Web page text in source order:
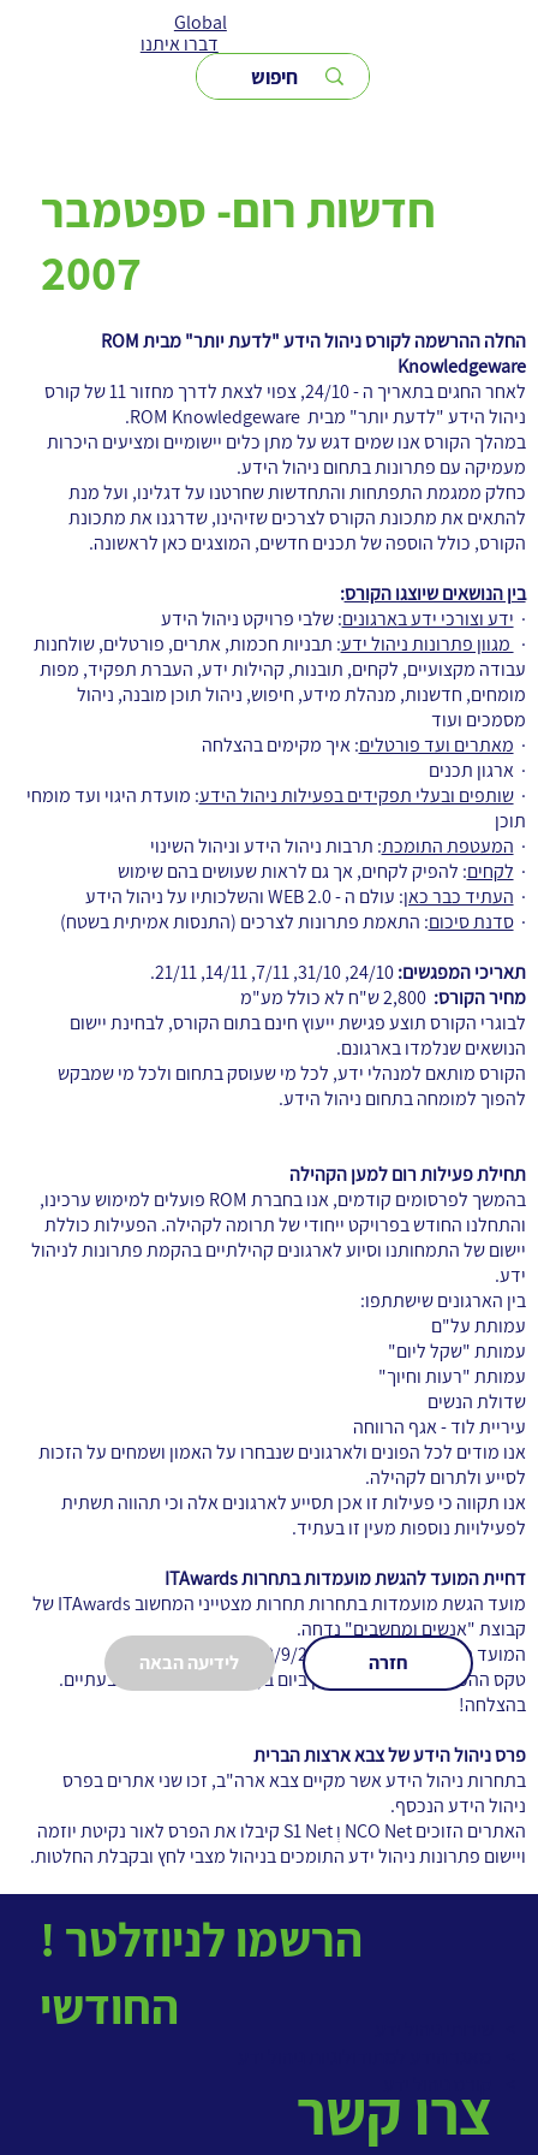
Global
דברו איתנו
חדשות רום- ספטמבר
2007
החלה ההרשמה לקורס ניהול הידע "לדעת יותר" מבית ROM
Knowledgeware
לאחר החגים בתאריך ה - 24/10, צפוי לצאת לדרך מחזור 11 של קורס
ניהול הידע "לדעת יותר" מבית ROM Knowledgeware.
במהלך הקורס אנו שמים דגש על מתן כלים יישומיים ומציעים היכרות
מעמיקה עם פתרונות בתחום ניהול הידע.
כחלק ממגמת התפתחות והתחדשות שחרטנו על דגלינו, ועל מנת
להתאים את מתכונת הקורס לצרכים שזיהינו, שדרגנו את מתכונת
הקורס, כולל הוספה של תכנים חדשים, המוצגים כאן לראשונה.
בין הנושאים שיוצגו הקורס:
· ידע וצורכי ידע בארגונים: שלבי פרויקט ניהול הידע
· מגוון פתרונות ניהול ידע: תבניות חכמות, אתרים, פורטלים, שולחנות
עבודה מקצועיים, לקחים, תובנות, קהילות ידע, העברת תפקיד, מפות
מומחים, חדשנות, מנהלת מידע, חיפוש, ניהול תוכן מובנה, ניהול
מסמכים ועוד
· מאתרים ועד פורטלים: איך מקימים בהצלחה
· ארגון תכנים
·שותפים ובעלי תפקידים בפעילות ניהול הידע: מועדת היגוי ועד מומחי
תוכן
· המעטפת התומכת: תרבות ניהול הידע וניהול השינוי
· לקחים: להפיק לקחים, אך גם לראות שעושים בהם שימוש
· העתיד כבר כאן: עולם ה - WEB 2.0 והשלכותיו על ניהול הידע
·סדנת סיכום: התאמת פתרונות לצרכים (התנסות אמיתית בשטח)
תאריכי המפגשים:24/10, 31/10, 7/11, 14/11, 21/11.
מחיר הקורס: 2,800 ש"ח לא כולל מע"מ
לבוגרי הקורס תוצע פגישת ייעוץ חינם בתום הקורס, לבחינת יישום
הנושאים שנלמדו בארגונם.
הקורס מותאם למנהלי ידע, לכל מי שעוסק בתחום ולכל מי שמבקש
להפוך למומחה בתחום ניהול הידע.
תחילת פעילות רום למען הקהילה
בהמשך לפרסומים קודמים, אנו בחברת ROM פועלים למימוש ערכינו,
והתחלנו החודש בפרויקט ייחודי של תרומה לקהילה. הפעילות כוללת
יישום של התמחותנו וסיוע לארגונים קהילתיים בהקמת פתרונות לניהול
ידע.
בין הארגונים שישתתפו:
עמותת על"ם
עמותת "שקל ליום"
עמותת "רעות וחיוך"
שדולת הנשים
עיריית לוד - אגף הרווחה
אנו מודים לכל הפונים ולארגונים שנבחרו על האמון ושמחים על הזכות
לסייע ולתרום לקהילה.
אנו תקווה כי פעילות זו אכן תסייע לארגונים אלה וכי תהווה תשתית
לפעילויות נוספות מעין זו בעתיד.
דחיית המועד להגשת מועמדות בתחרות ITAwards
מועד הגשת מועמדות בתחרות תחרות מצטייני המחשוב ITAwards של
קבוצת "אנשים ומחשבים" נדחה.
המועד החדש שנקבע הוא: 10/9/2007.
טקס ההכתרה יתקיים כמתוכנן ביום ב', 7/11/07 בתאטרון גבעתיים.
בהצלחה!
פרס ניהול הידע של צבא ארצות הברית
בתחרות ניהול הידע אשר מקיים צבא ארה"ב, זכו שני אתרים בפרס
ניהול הידע הנכסף.
האתרים הזוכים NCO Net וְ S1 Net קיבלו את הפרס לאור נקיטת יוזמה
ויישום פתרונות ניהול ידע התומכים בניהול מצבי לחץ ובקבלת החלטות.
חזרה לידיעה הבאה
צרו קשר
! הרשמו לניוזלטר